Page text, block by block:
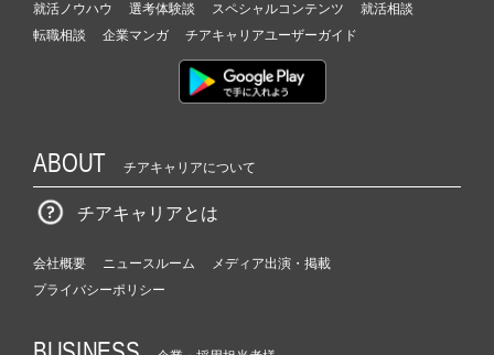
就活ノウハウ 選考体験談 スペシャルコンテンツ
就活相談
転職相談
企業マンガ チアキャリアユーザーガイド
ABOUT チアキャリアについて
チアキャリアとは
会社概要 ニュースルーム
メディア出演・掲載
プライバシーポリシー